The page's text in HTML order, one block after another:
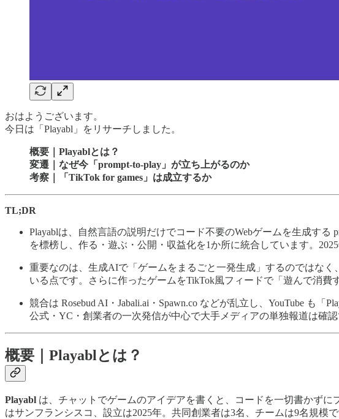
おはようございます。
今日は「Playabl」をリサーチしました。
概要｜Playablとは？
変遷｜なぜ今「prompt-to-play」が立ち上がるのか
考察｜「TikTok for games」は成立するか
TL;DR
Playablは、自然言語の説明だけでコード不要のWebゲームを生成する
を標榜し、作る・遊ぶ・公開・収益化を1か所に統合しています。
重要なのは、生成AIで「ゲームをまるごと一発生成」するのではな
いる点です。さらに作ったゲームをTikTok風フィードで「遊んで消費
競合は Rosebud AI・Jabali.ai・Spawn.co などが乱立し、YouTube も
公式・YC・創業者の一次発信が中心で大手メディアの単独報道は確
概要｜Playablとは？
Playabl は、チャットでゲームのアイデアを書くと、コードを一切書かずに
はサンフランシスコ、設立は2025年。共同創業者は3名、チームは9名規模で